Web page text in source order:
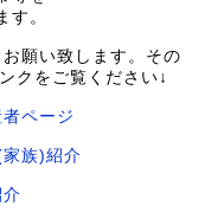
す。
願い致します。その
クをご覧ください↓
ページ
族)紹介